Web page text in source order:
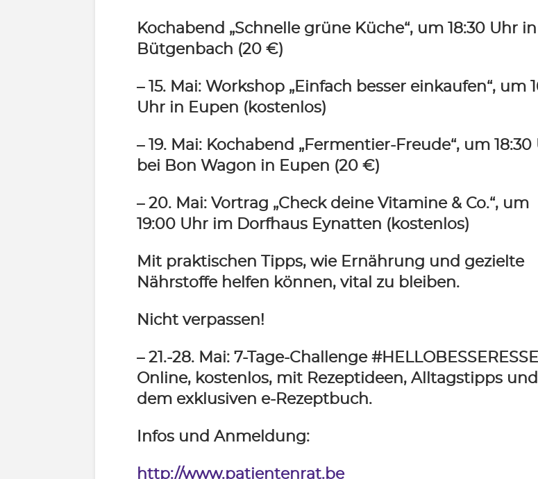
Kochabend „Schnelle grüne Küche“, um 18:30 Uhr in
Bütgenbach (20 €)
– 15. Mai: Workshop „Einfach besser einkaufen“, um
Uhr in Eupen (kostenlos)
– 19. Mai: Kochabend „Fermentier-Freude“, um 18:30
bei Bon Wagon in Eupen (20 €)
– 20. Mai: Vortrag „Check deine Vitamine & Co.“, um
19:00 Uhr im Dorfhaus Eynatten (kostenlos)
Mit praktischen Tipps, wie Ernährung und gezielte
Nährstoffe helfen können, vital zu bleiben.
Nicht verpassen!
– 21.-28. Mai: 7-Tage-Challenge
Online, kostenlos, mit Rezeptideen, Alltagstipps und
dem exklusiven e-Rezeptbuch.
Infos und Anmeldung:
http://www.patientenrat.be